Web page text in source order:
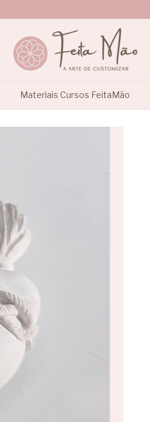
Materiais Cursos FeitaMão